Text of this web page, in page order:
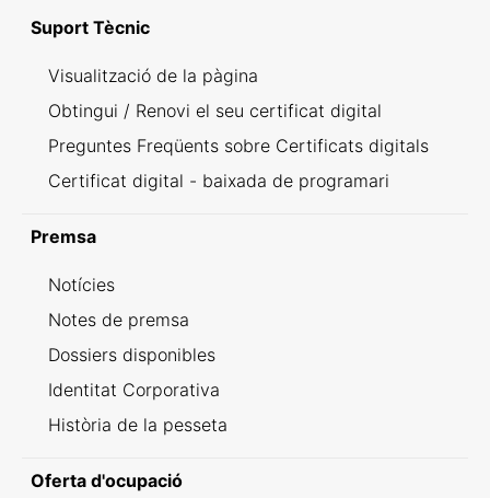
Suport Tècnic
Visualització de la pàgina
Obtingui / Renovi el seu certificat digital
Preguntes Freqüents sobre Certificats digitals
Certificat digital - baixada de programari
Premsa
Notícies
Notes de premsa
Dossiers disponibles
Identitat Corporativa
Història de la pesseta
Oferta d'ocupació